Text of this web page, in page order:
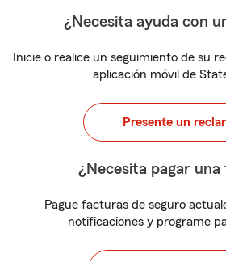
¿Necesita ayuda con
Inicie o realice un seguimiento de su
aplicación móvil de
Presente un
¿Necesita pagar
Pague facturas de seguro
notificaciones y programe